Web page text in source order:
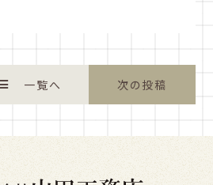
一覧へ 次の投稿